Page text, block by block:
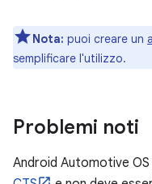
Nota: puoi creare un
semplificare l'utilizzo.
Problemi noti
Android Automotive